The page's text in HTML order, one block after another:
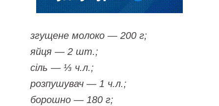
згущене молоко — 200 г;
яйця — 2 шт.;
сіль — ⅓ ч.л.;
розпушувач — 1 ч.л.;
борошно — 180 г;